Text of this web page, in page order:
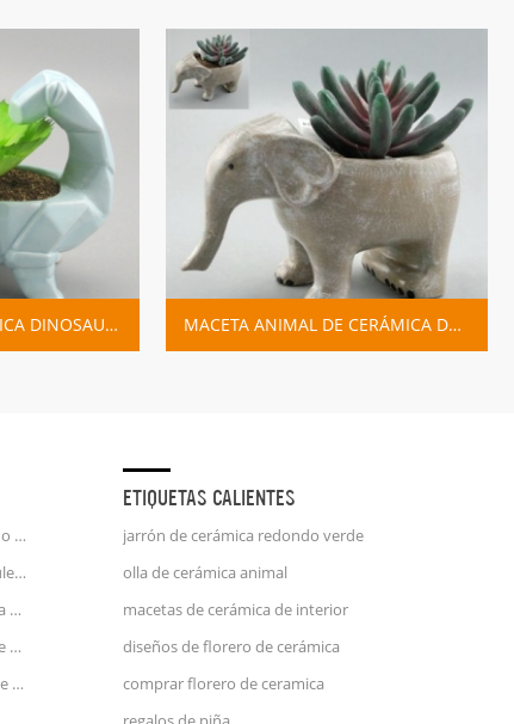
MACETA ANIMAL DE CERÁMICA DEL PLANTADOR SUCULENTO DEL ELEFANTE
taza de café unicornio con acabado dorado en relieve de mango de oro de 25 oz
jarra de porcelana con rayas blancas y azules jarra de agua
jarra de leche de cerámica blanca moteada azul y rosa
gran jarrón de cerámica azul y rojo jarra de agua
utensilios de cocina pequeña jarra de leche de cerámica verde
ETIQUETAS CALIENTES
jarrón de cerámica redondo verde
olla de cerámica animal
macetas de cerámica de interior
diseños de florero de cerámica
comprar florero de ceramica